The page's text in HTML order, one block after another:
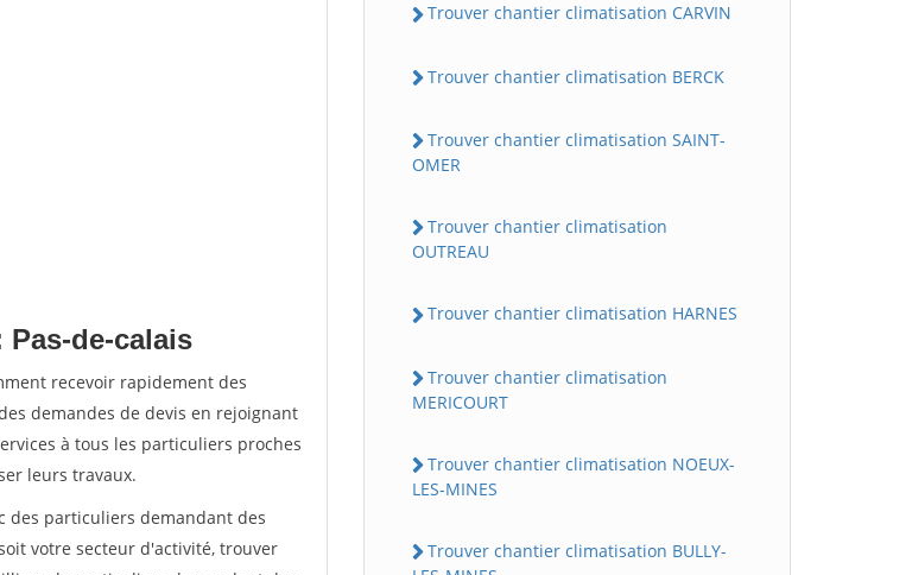
de-calais
recevoir rapidement des
demandes de devis en rejoignant
à tous les particuliers proches
leurs travaux.
des particuliers demandant des
votre secteur d'activité, trouver
Trouver chantier climatisation CARVIN
Trouver chantier climatisation BERCK
Trouver chantier climatisation SAINT-
OMER
Trouver chantier climatisation
OUTREAU
Trouver chantier climatisation HARNES
Trouver chantier climatisation
MERICOURT
Trouver chantier climatisation NOEUX-
LES-MINES
Trouver chantier climatisation BULLY-